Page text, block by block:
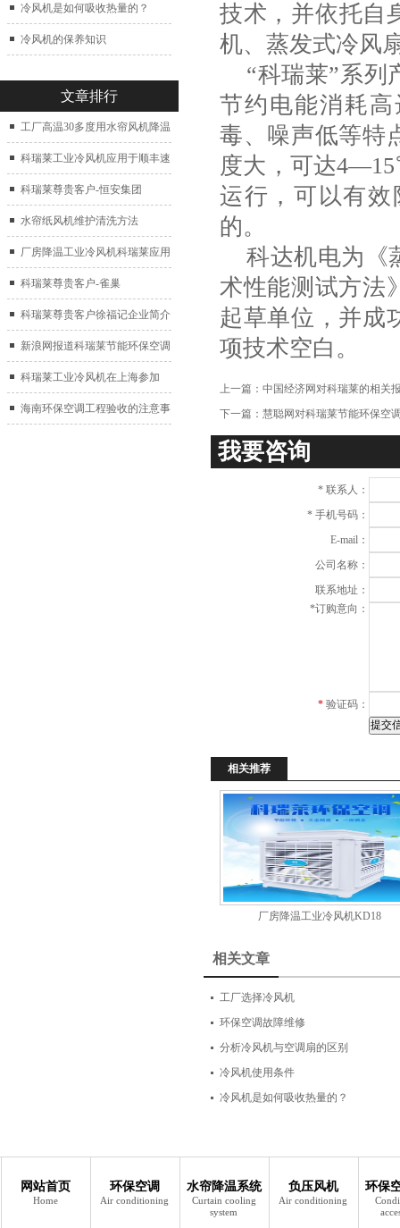
冷风机是如何吸收热量的？
冷风机的保养知识
文章排行
工厂高温30多度用水帘风机降温
科瑞莱工业冷风机应用于顺丰速
运仓库通风降温
科瑞莱尊贵客户-恒安集团
水帘纸风机维护清洗方法
厂房降温工业冷风机科瑞莱应用
于广州制鞋厂
科瑞莱尊贵客户-雀巢
科瑞莱尊贵客户徐福记企业简介
新浪网报道科瑞莱节能环保空调
扇
科瑞莱工业冷风机在上海参加
2017中国制冷展
海南环保空调工程验收的注意事
技术，并依托自
机、蒸发式冷风
“科瑞莱”系列
节约电能消耗
毒、噪声低等特
度大，可达
运行，可以有
的。
科达机电为《
术性能测试方法
起草单位，并成
项技术空白
上一篇： 中国经济网对科瑞莱的相关
下一篇： 慧聪网对科瑞莱节能环保空
我要咨询
* 联系人：
* 手机号码：
E-mail：
公司名称：
联系地址：
*订购意向：
* 验证码：
相关推荐
厂房降温工业冷风机KD18
相关文章
工厂选择冷风机
环保空调故障维修
分析冷风机与空调扇的区别
冷风机使用条件
冷风机是如何吸收热量的？
网站首页
Home
环保空调
Air conditioning
水帘降温系统
Curtain cooling
system
负压风机
Air conditioning
环保